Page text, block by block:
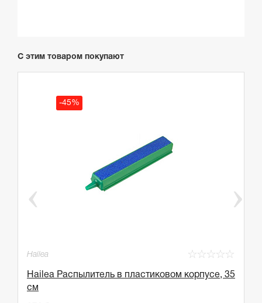
С этим товаром покупают
-45%
Hailea ☆
☆
☆
☆
☆
Hailea Распылитель в пластиковом корпусе, 35
см